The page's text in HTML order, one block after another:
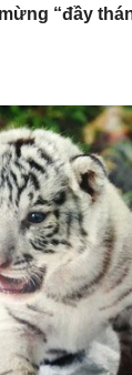
“đầy